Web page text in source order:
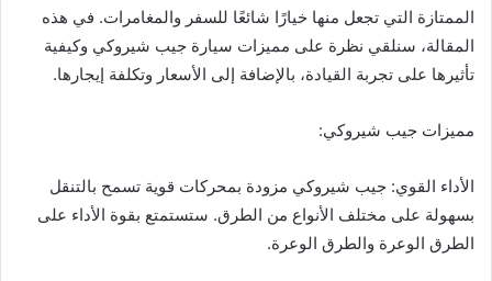
الممتازة التي تجعل منها خيارًا شائعًا للسفر والمغامرات. في هذه
المقالة، سنلقي نظرة على مميزات سيارة جيب شيروكي وكيفية
تأثيرها على تجربة القيادة، بالإضافة إلى الأسعار وتكلفة إيجارها.
مميزات جيب شيروكي:
الأداء القوي: جيب شيروكي مزودة بمحركات قوية تسمح بالتنقل
بسهولة على مختلف الأنواع من الطرق. ستستمتع بقوة الأداء على
الطرق الوعرة والطرق الوعرة.